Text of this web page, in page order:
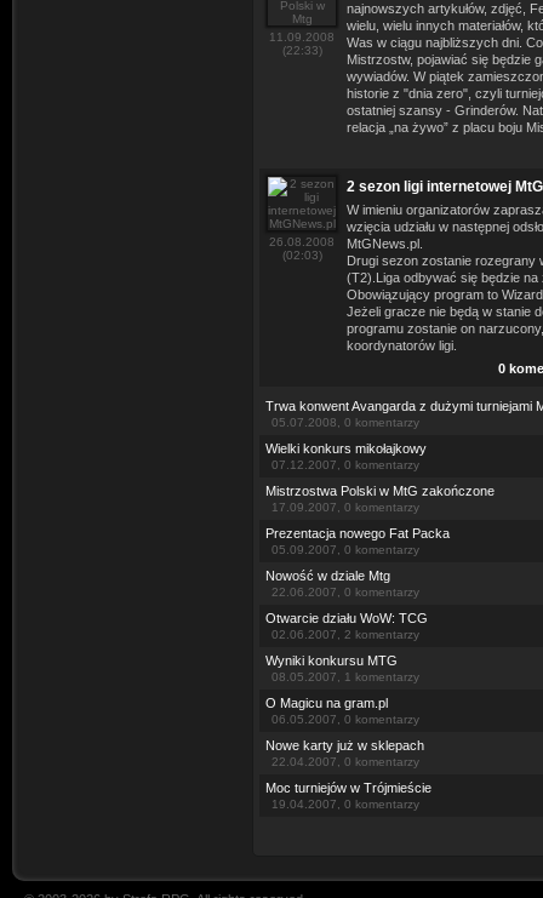
11.09.2008
(22:33)
najnowszych artykułów, zdjęć,
wielu, wielu innych materiałów,
Was w ciągu najbliższych dni.
Mistrzostw, pojawiać się będzie
wywiadów. W piątek
historie z "dnia zero", czyli
ostatniej szansy - Grinderów.
relacja „na żywo” z placu boju
26.08.2008
(02:03)
2 sezon ligi internetowej
W imieniu organizatorów
wzięcia udziału w następnej
MtGNews.pl.
Drugi sezon zostanie rozegrany
(T2).Liga odbywać się będzie na
Obowiązujący program to
Jeżeli gracze nie będą w stanie
programu zostanie on
koordynatorów ligi.
0
Trwa konwent Avangarda z dużymi turniejami
05.07.2008, 0 komentarzy
Wielki konkurs mikołajkowy
07.12.2007, 0 komentarzy
Mistrzostwa Polski w MtG zakończone
17.09.2007, 0 komentarzy
Prezentacja nowego Fat Packa
05.09.2007, 0 komentarzy
Nowość w dziale Mtg
22.06.2007, 0 komentarzy
Otwarcie działu WoW: TCG
02.06.2007, 2 komentarzy
Wyniki konkursu MTG
08.05.2007, 1 komentarzy
O Magicu na gram.pl
06.05.2007, 0 komentarzy
Nowe karty już w sklepach
22.04.2007, 0 komentarzy
Moc turniejów w Trójmieście
19.04.2007, 0 komentarzy